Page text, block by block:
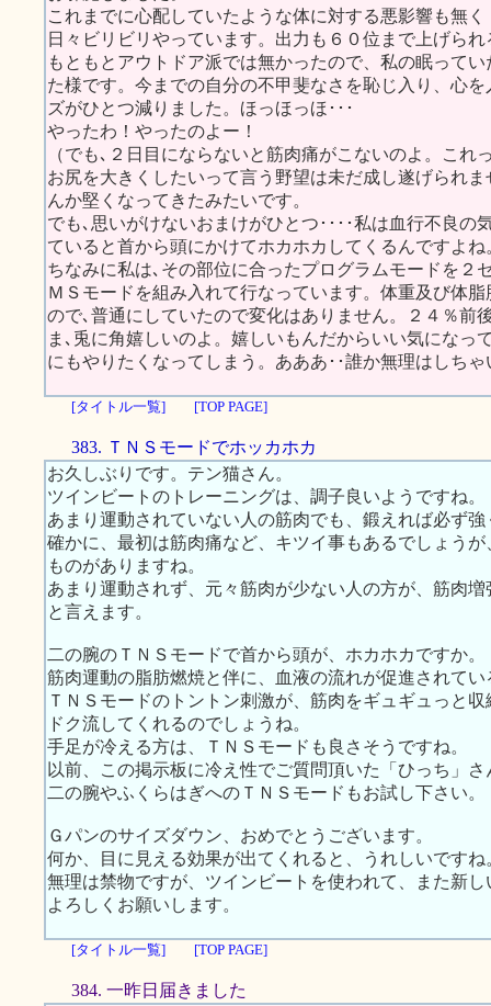
これまでに心配していたような体に対する悪影響も無
日々ビリビリやっています。出力も６０位まで上げら
もともとアウトドア派では無かったので、私の眠って
た様です。今までの自分の不甲斐なさを恥じ入り、心
ズがひとつ減りました。ほっほっほ･･･
やったわ！やったのよー！
（でも､２日目にならないと筋肉痛がこないのよ。これ
お尻を大きくしたいって言う野望は未だ成し遂げられ
んか堅くなってきたみたいです。
でも､思いがけないおまけがひとつ････私は血行不良の
ていると首から頭にかけてホカホカしてくるんですよ
ちなみに私は､その部位に合ったプログラムモードを２
ＭＳモードを組み入れて行なっています。体重及び体
ので､普通にしていたので変化はありません。２４％前
ま､兎に角嬉しいのよ。嬉しいもんだからいい気になっ
にもやりたくなってしまう。あああ･･誰か無理はしち
[タイトル一覧] [TOP PAGE]
383. ＴＮＳモードでホッカホカ
お久しぶりです。テン猫さん。
ツインビートのトレーニングは、調子良いようですね。
あまり運動されていない人の筋肉でも、鍛えれば必ず
確かに、最初は筋肉痛など、キツイ事もあるでしょう
ものがありますね。
あまり運動されず、元々筋肉が少ない人の方が、筋肉
と言えます。
二の腕のＴＮＳモードで首から頭が、ホカホカですか。
筋肉運動の脂肪燃焼と伴に、血液の流れが促進されて
ＴＮＳモードのトントン刺激が、筋肉をギュギュっと
ドク流してくれるのでしょうね。
手足が冷える方は、ＴＮＳモードも良さそうですね。
以前、この掲示板に冷え性でご質問頂いた「ひっち」さ
二の腕やふくらはぎへのＴＮＳモードもお試し下さい。
Ｇパンのサイズダウン、おめでとうございます。
何か、目に見える効果が出てくれると、うれしいですね
無理は禁物ですが、ツインビートを使われて、また新
よろしくお願いします。
[タイトル一覧] [TOP PAGE]
384. 一昨日届きました